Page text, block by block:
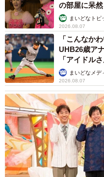
の部屋に呆然
まいどなトピ
2026.08.07
「こんなか
UHB26歳ア
「アイドル
か」まいどなメデ
2026.08.07